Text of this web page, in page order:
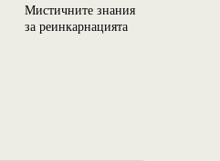
Мистичните знания
за реинкарнацията